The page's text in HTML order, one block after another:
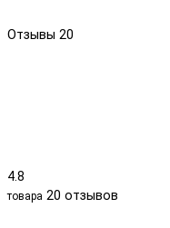
Отзывы 20
4.8
товара 20 отзывов